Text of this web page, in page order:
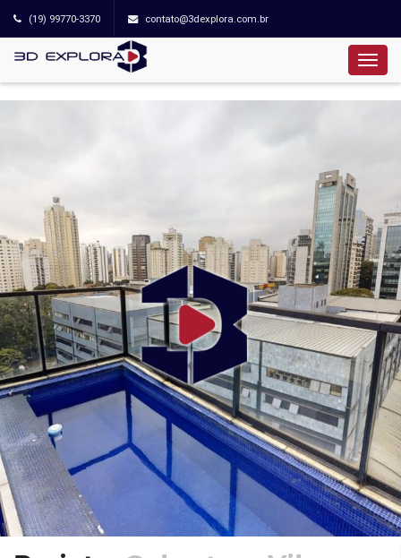
(19) 99770-3370 contato@3dexplora.com.br